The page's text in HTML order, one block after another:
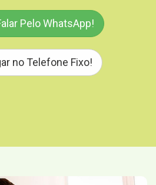
Pelo WhatsApp!
no Telefone Fixo!